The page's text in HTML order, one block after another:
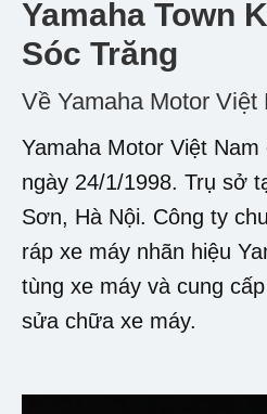
Yamaha Town
Sóc Trăng
Về Yamaha Motor Việt
Yamaha Motor Việt
ngày 24/1/1998. Trụ sở
Sơn, Hà Nội. Công ty
ráp xe máy nhãn hiệu
tùng xe máy và cung
sửa chữa xe máy.